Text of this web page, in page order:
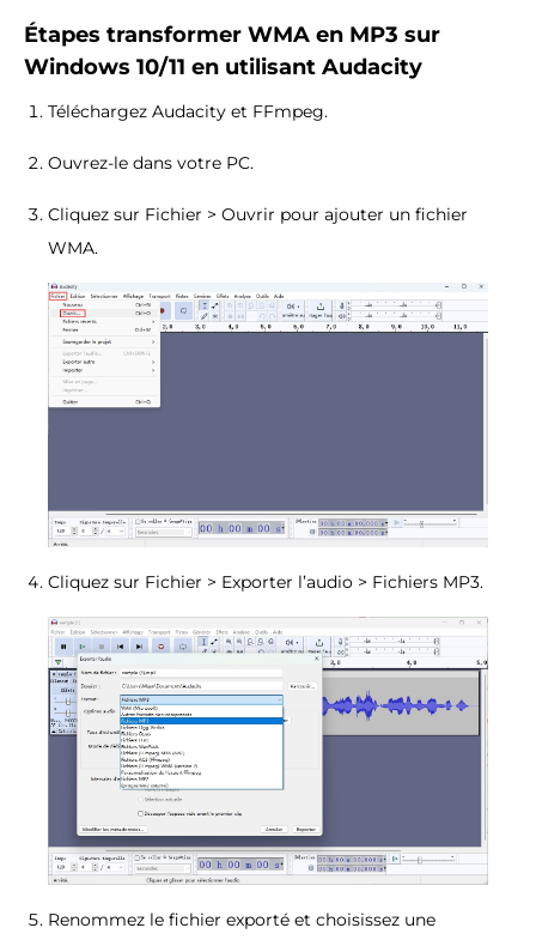
Étapes transformer WMA en MP3 sur
Windows 10/11 en utilisant Audacity
Téléchargez Audacity et FFmpeg.
Ouvrez-le dans votre PC.
Cliquez sur Fichier > Ouvrir pour ajouter un fichier
WMA.
Cliquez sur Fichier > Exporter l’audio > Fichiers MP3.
Renommez le fichier exporté et choisissez une